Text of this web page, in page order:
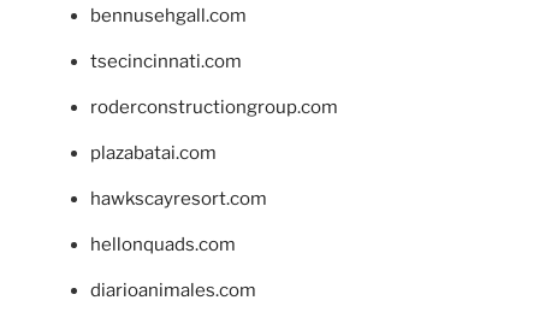
bennusehgall.com
tsecincinnati.com
roderconstructiongroup.com
plazabatai.com
hawkscayresort.com
hellonquads.com
diarioanimales.com